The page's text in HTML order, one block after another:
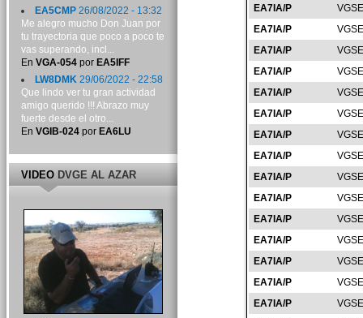
EA7IA/P
EA7IA/P
EA7IA/P
EA7IA/P
EA7IA/P
EA7IA/P
EA7IA/P
EA7IA/P
EA7IA/P
EA7IA/P
EA7IA/P
EA7IA/P
EA7IA/P
EA7IA/P
EA7IA/P
EA5CMP26/08/2022 - 13:32
Me alegro mucho Don Juan por
tu trayectoria que poco a poco te
vas superando, incl...
En VGA-054por EA5IFF
LW8DMK29/06/2022 - 22:58
Que lindo ver tu gran actividad
amigo querido !!! Abrazo muy
fuerte desde el otro...
En VGIB-024por EA6LU
VIDEODVGE AL AZAR